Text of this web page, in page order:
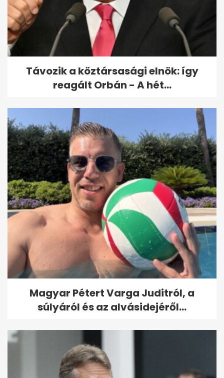
indult vonat
Távozik a köztársasági elnök: így
reagált Orbán - A hét...
Magyar Pétert Varga Juditról, a
súlyáról és az alvásidejéről...